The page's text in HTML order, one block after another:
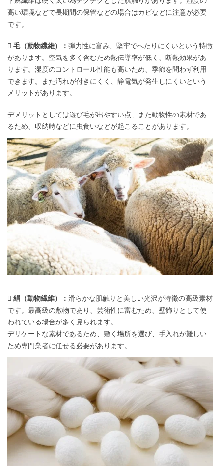
高い環境などで長期間の保管などの場合はカビなどに注意が必要
です。
 毛（動物繊維）： 弾力性に富み、堅牢でへたりにくいという特徴
があります。空気を多く含むため熱伝導率が低く、断熱効果があ
ります。湿度のコントロール性能も高いため、季節を問わず利用
できます。また汚れが付きにくく、静電気が発生しにくいという
メリットがあります。
デメリットとしては遊び毛が出やすい点、また動物性の素材であ
るため、収納時などに虫食いなどが起こることがあります。
 絹（動物繊維）： 滑らかな肌触りと美しい光沢が特徴の高級素材
です。最高級の敷物であり、芸術性に富むため、壁飾りとして使
われている場合が多く見られます。
デリケートな素材であるため、敷く場所を選び、手入れが難しい
ため専門業者に任せる必要があります。